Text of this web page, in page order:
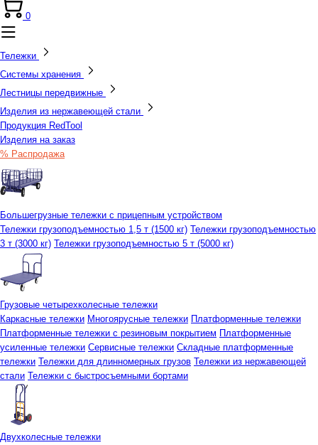
0
Тележки
Системы хранения
Лестницы передвижные
Изделия из нержавеющей стали
Продукция RedTool
Изделия на заказ
% Распродажа
Большегрузные тележки с прицепным устройством
Тележки грузоподъемностью 1,5 т (1500 кг) Тележки грузоподъемностью
3 т (3000 кг) Тележки грузоподъемностью 5 т (5000 кг)
Грузовые четырехколесные тележки
Каркасные тележки Многоярусные тележки Платформенные тележки
Платформенные тележки с резиновым покрытием Платформенные
усиленные тележки Сервисные тележки Складные платформенные
тележки Тележки для длинномерных грузов Тележки из нержавеющей
стали Тележки с быстросъемными бортами
Двухколесные тележки